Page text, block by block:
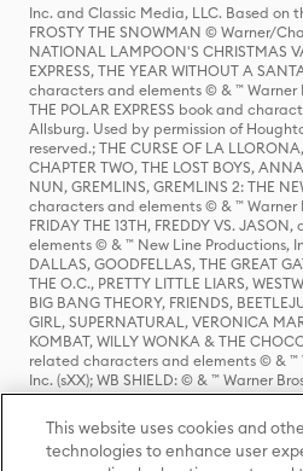
Inc. and Classic Media, LLC. Based on
FROSTY THE SNOWMAN © Warner/
NATIONAL LAMPOON'S CHRISTMAS
EXPRESS, THE YEAR WITHOUT A
characters and elements © & ™ Warner
THE POLAR EXPRESS book and
Allsburg. Used by permission of
reserved.; THE CURSE OF LA
CHAPTER TWO, THE LOST BOYS,
NUN, GREMLINS, GREMLINS 2: THE
characters and elements © & ™ Warner
FRIDAY THE 13TH, FREDDY VS.
elements © & ™ New Line Productions,
DALLAS, GOODFELLAS, THE GREAT
THE O.C., PRETTY LITTLE LIARS,
BIG BANG THEORY, FRIENDS,
GIRL, SUPERNATURAL, VERONICA
KOMBAT, WILLY WONKA & THE
related characters and elements © & ™
Inc. (sXX); WB SHIELD: © & ™ Warner
HOUSE OF THE DRAGON, GAME OF
characters and elements © & ™ Home
ADVENTURES OF SABRINA,
Entertainment Inc. Archie Comics and
This website uses cookies and
technologies to enhance user